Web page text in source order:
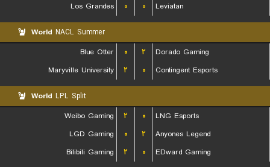
Los Grandes
۰ ۰ Leviatan
World NACL Summer
Blue Otter
۰ ۲
Dorado Gaming
Maryville University
۲ ۰ Contingent Esports
World LPL Split
Weibo Gaming
۲ ۰
LNG Esports
LGD Gaming
۰ ۲
Anyones Legend
Bilibili Gaming
۲ ۰ EDward Gaming